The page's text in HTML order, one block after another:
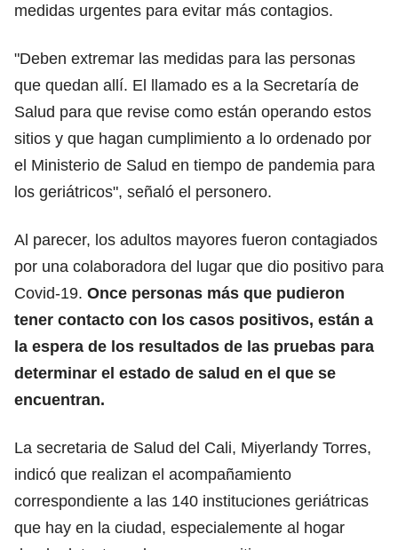
medidas urgentes para evitar más contagios.
"Deben extremar las medidas para las personas
que quedan allí. El llamado es a la Secretaría de
Salud para que revise como están operando estos
sitios y que hagan cumplimiento a lo ordenado por
el Ministerio de Salud en tiempo de pandemia para
los geriátricos", señaló el personero.
Al parecer, los adultos mayores fueron contagiados
por una colaboradora del lugar que dio positivo para
Covid-19. Once personas más que pudieron
tener contacto con los casos positivos, están a
la espera de los resultados de las pruebas para
determinar el estado de salud en el que se
encuentran.
La secretaria de Salud del Cali, Miyerlandy Torres,
indicó que realizan el acompañamiento
correspondiente a las 140 instituciones geriátricas
que hay en la ciudad, especialemente al hogar